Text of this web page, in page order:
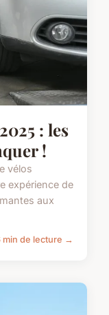
: les
!
vélos
expérience de
aux
min de lecture →